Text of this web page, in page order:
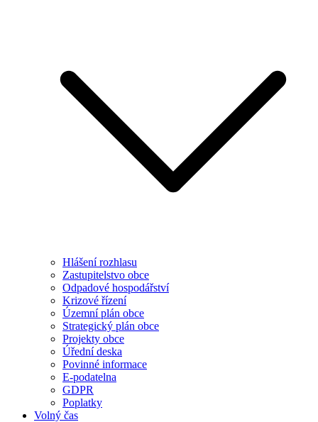
Hlášení rozhlasu
Zastupitelstvo obce
Odpadové hospodářství
Krizové řízení
Územní plán obce
Strategický plán obce
Projekty obce
Úřední deska
Povinné informace
E-podatelna
GDPR
Poplatky
Volný čas